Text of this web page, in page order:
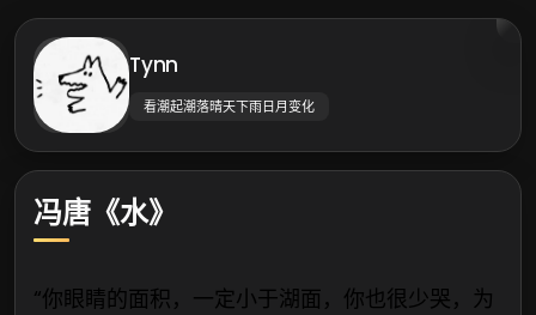
Tynn
看潮起潮落晴天下雨日月变化
冯唐《水》
“你眼睛的面积，一定小于湖面，你也很少哭，为